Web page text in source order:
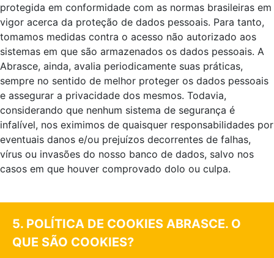
protegida em conformidade com as normas brasileiras em
vigor acerca da proteção de dados pessoais. Para tanto,
tomamos medidas contra o acesso não autorizado aos
sistemas em que são armazenados os dados pessoais. A
Abrasce, ainda, avalia periodicamente suas práticas,
sempre no sentido de melhor proteger os dados pessoais
e assegurar a privacidade dos mesmos. Todavia,
considerando que nenhum sistema de segurança é
infalível, nos eximimos de quaisquer responsabilidades por
eventuais danos e/ou prejuízos decorrentes de falhas,
vírus ou invasões do nosso banco de dados, salvo nos
casos em que houver comprovado dolo ou culpa.
5. POLÍTICA DE COOKIES ABRASCE. O
QUE SÃO COOKIES?